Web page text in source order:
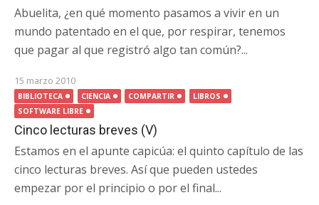
Abuelita, ¿en qué momento pasamos a vivir en un
mundo patentado en el que, por respirar, tenemos
que pagar al que registró algo tan común?...
15 marzo 2010
BIBLIOTECA CIENCIA COMPARTIR
LIBROS
SOFTWARE LIBRE
Cinco lecturas breves (V)
Estamos en el apunte capicúa: el quinto capítulo de las
cinco lecturas breves. Así que pueden ustedes
empezar por el principio o por el final...